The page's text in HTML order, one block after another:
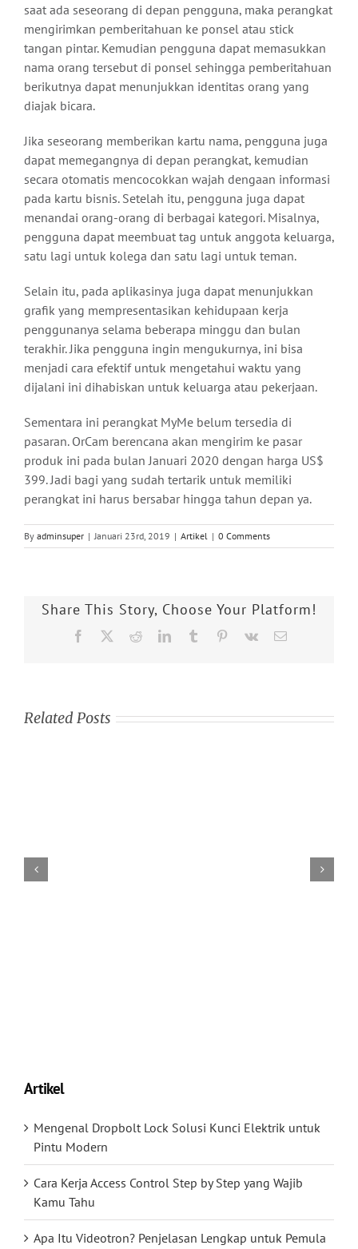
saat ada seseorang di depan pengguna, maka perangkat
mengirimkan pemberitahuan ke ponsel atau stick
tangan pintar. Kemudian pengguna dapat memasukkan
nama orang tersebut di ponsel sehingga pemberitahuan
berikutnya dapat menunjukkan identitas orang yang
diajak bicara.
Jika seseorang memberikan kartu nama, pengguna juga
dapat memegangnya di depan perangkat, kemudian
secara otomatis mencocokkan wajah dengaan informasi
pada kartu bisnis. Setelah itu, pengguna juga dapat
menandai orang-orang di berbagai kategori. Misalnya,
pengguna dapat meembuat tag untuk anggota keluarga,
satu lagi untuk kolega dan satu lagi untuk teman.
Selain itu, pada aplikasinya juga dapat menunjukkan
grafik yang mempresentasikan kehidupaan kerja
penggunanya selama beberapa minggu dan bulan
terakhir. Jika pengguna ingin mengukurnya, ini bisa
menjadi cara efektif untuk mengetahui waktu yang
dijalani ini dihabiskan untuk keluarga atau pekerjaan.
Sementara ini perangkat MyMe belum tersedia di
pasaran. OrCam berencana akan mengirim ke pasar
produk ini pada bulan Januari 2020 dengan harga US$
399. Jadi bagi yang sudah tertarik untuk memiliki
perangkat ini harus bersabar hingga tahun depan ya.
By adminsuper | Januari 23rd, 2019 | Artikel | 0 Comments
Share This Story, Choose Your Platform!
Facebook RedditLinkedInTumblr Pinterest
Vk Email
Related Posts
Artikel
Mengenal Dropbolt Lock Solusi Kunci Elektrik untuk
Pintu Modern
Cara Kerja Access Control Step by Step yang Wajib
Kamu Tahu
Apa Itu Videotron? Penjelasan Lengkap untuk Pemula